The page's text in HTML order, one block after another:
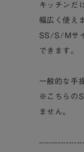
キッチンだ
幅広く使え
SS/S/Mサ
できます。
一般的な手
※こちらのS
ません。